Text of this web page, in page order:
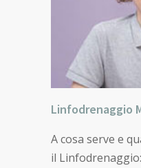
Linfodrenaggio
A cosa serve e
il